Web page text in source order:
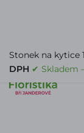
Stonek na kytice
DPH ✔ Skladem